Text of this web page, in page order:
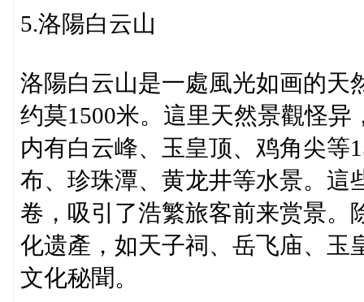
5.洛陽白云山
洛陽白云山是一處風光如画的天
约莫1500米。這里天然景觀怪
内有白云峰、玉皇顶、鸡角尖等
布、珍珠潭、黄龙井等水景。這
卷，吸引了浩繁旅客前来赏景。
化遗產，如天子祠、岳飞庙、玉
文化秘聞。